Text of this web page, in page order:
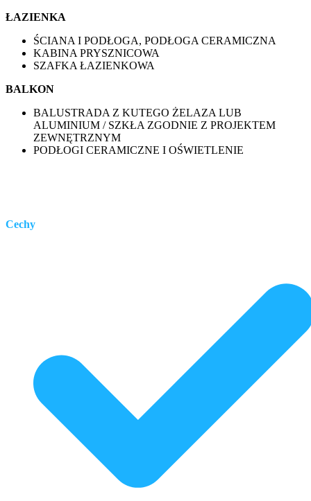
ŁAZIENKA
ŚCIANA I PODŁOGA, PODŁOGA CERAMICZNA
KABINA PRYSZNICOWA
SZAFKA ŁAZIENKOWA
BALKON
BALUSTRADA Z KUTEGO ŻELAZA LUB
ALUMINIUM / SZKŁA ZGODNIE Z PROJEKTEM
ZEWNĘTRZNYM
PODŁOGI CERAMICZNE I OŚWIETLENIE
Cechy